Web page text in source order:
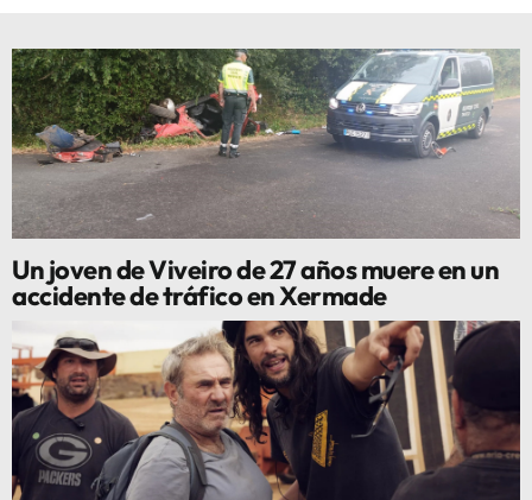
Un joven de Viveiro de 27 años muere en un
accidente de tráfico en Xermade